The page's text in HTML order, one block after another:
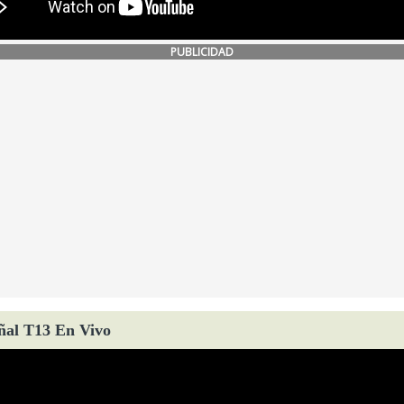
PUBLICIDAD
T13 En Vivo